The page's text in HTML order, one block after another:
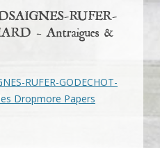
RUFER-
– Antraigues &
RUFER-GODECHOT-
Dropmore Papers